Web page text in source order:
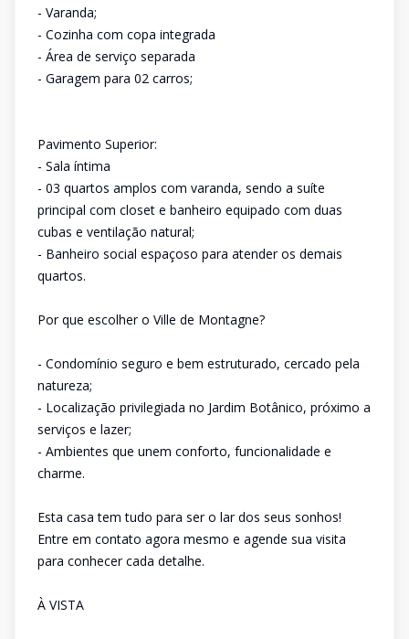
- Varanda;
- Cozinha com copa integrada
- Área de serviço separada
- Garagem para 02 carros;
Pavimento Superior:
- Sala íntima
- 03 quartos amplos com varanda, sendo a suíte
principal com closet e banheiro equipado com duas
cubas e ventilação natural;
- Banheiro social espaçoso para atender os demais
quartos.
Por que escolher o Ville de Montagne?
- Condomínio seguro e bem estruturado, cercado pela
natureza;
- Localização privilegiada no Jardim Botânico, próximo a
serviços e lazer;
- Ambientes que unem conforto, funcionalidade e
charme.
Esta casa tem tudo para ser o lar dos seus sonhos!
Entre em contato agora mesmo e agende sua visita
para conhecer cada detalhe.
À VISTA